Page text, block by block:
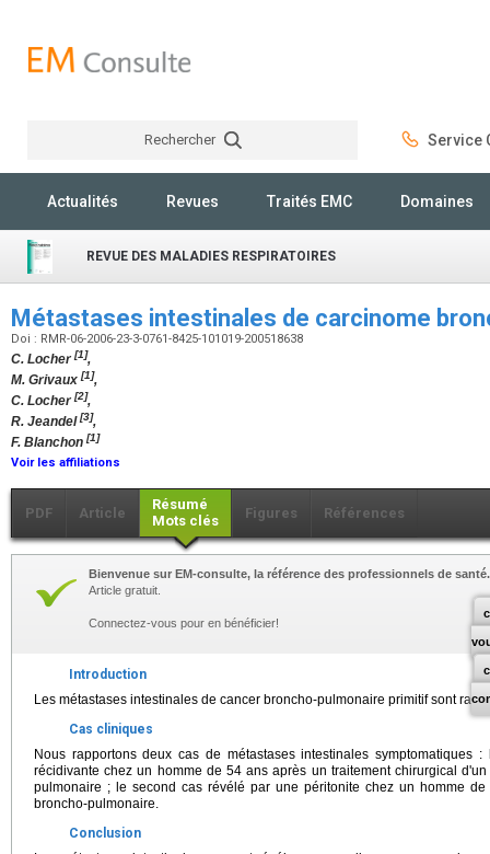
Rechercher Service
Actualités Revues Traités EMC Domaines
REVUE DES MALADIES RESPIRATOIRES
Métastases intestinales de carcinome
Doi : RMR-06-2006-23-3-0761-8425-101019-200518638
C. Locher[1],
M. Grivaux [1],
C. Locher[2],
R. Jeandel[3],
F. Blanchon [1]
Voir les affiliations
PDF Article
Résumé
Mots clés
Figures Références
Bienvenue sur EM-consulte, la référence des professionnels de santé.
Article gratuit.
Connectez-vous pour en bénéficier!
Introduction
Les métastases intestinales de cancer broncho-pulmonaire primitif sont
Cas cliniques
Nous rapportons deux cas de métastases intestinales symptomatiques
récidivante chez un homme de 54 ans après un traitement chirurgical
pulmonaire ; le second cas révélé par une péritonite chez un homme
broncho-pulmonaire.
Conclusion